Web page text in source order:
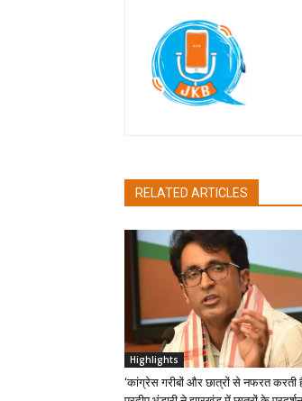
RELATED ARTICLES
Highlights
‘कांग्रेस गरीबों और छात्रों से नफरत करती